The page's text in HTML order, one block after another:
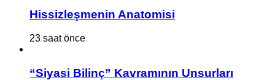
Hissizleşmenin Anatomisi
23 saat önce
“Siyasi Bilinç” Kavramının Unsurları